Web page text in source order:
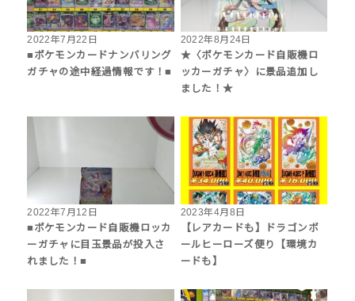
2022年7月22日
■ポケモンカードナンバリング
ガチャの途中経過情報です！■
2022年8月24日
★〈ポケモンカード自販機ロ
ッカーガチャ〉に景品追加し
ました！★
2022年7月12日
■ポケモンカード自販機ロッカ
ーガチャに目玉景品が投入さ
れました！■
2023年4月8日
【レアカードも】ドラゴンボ
ールヒーローズ便り【環境カ
ードも】